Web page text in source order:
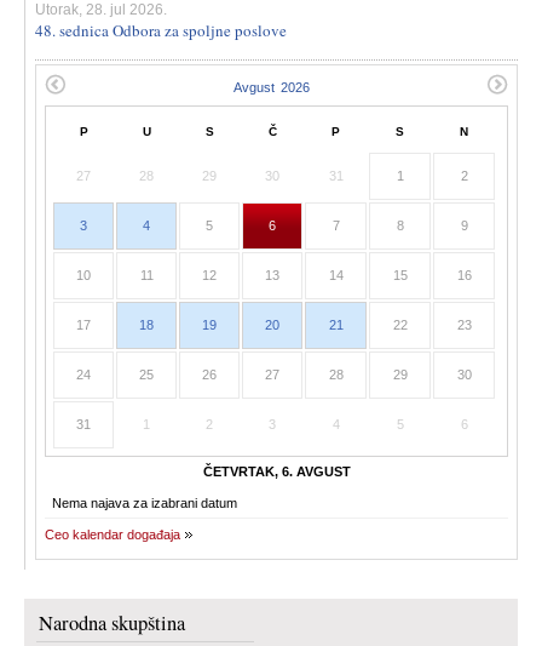
Utorak, 28. jul 2026.
48. sednica Odbora za spoljne poslove
P U S Č P S N
27 28 29 30 31 1 2
3 4 5 6 7 8 9
10 11 12 13 14 15 16
17 18 19 20 21 22 23
24 25 26 27 28 29 30
31 1 2 3 4 5 6
ČETVRTAK, 6. AVGUST
Nema najava za izabrani datum
Ceo kalendar događaja
Narodna skupština